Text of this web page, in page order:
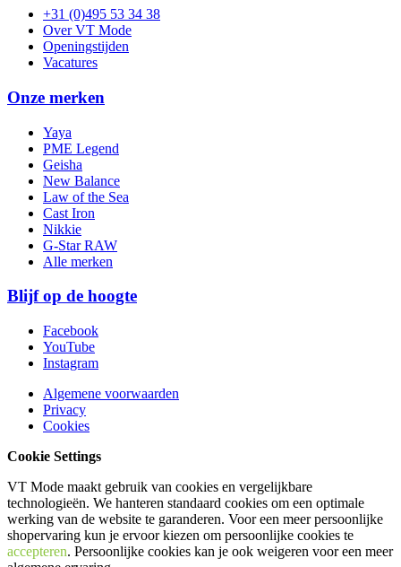
+31 (0)495 53 34 38
Over VT Mode
Openingstijden
Vacatures
Onze merken
Yaya
PME Legend
Geisha
New Balance
Law of the Sea
Cast Iron
Nikkie
G-Star RAW
Alle merken
Blijf op de hoogte
Facebook
YouTube
Instagram
Algemene voorwaarden
Privacy
Cookies
Cookie Settings
VT Mode maakt gebruik van cookies en vergelijkbare
technologieën. We hanteren standaard cookies om een optimale
werking van de website te garanderen. Voor een meer persoonlijke
shopervaring kun je ervoor kiezen om persoonlijke cookies te
accepteren. Persoonlijke cookies kan je ook weigeren voor een meer